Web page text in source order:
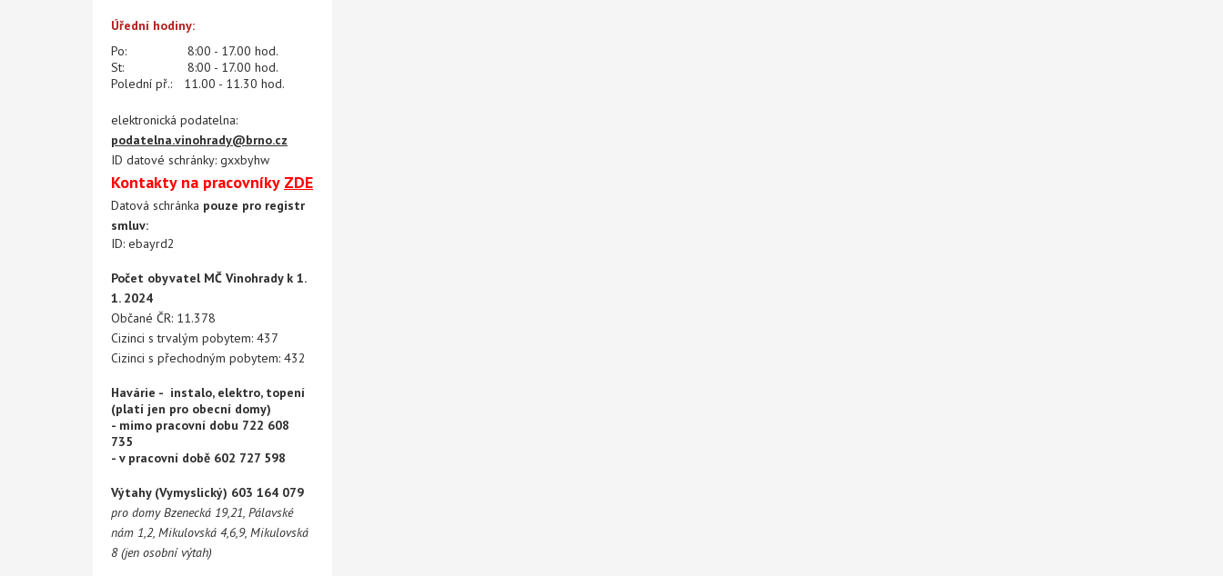
Úřední hodiny:
Po:
8:00 - 17.00 hod.
St:
8:00 - 17.00 hod.
Polední př.:
11.00 - 11.30 hod.
elektronická podatelna:
podatelna.vinohrady@brno.cz
ID datové schránky: gxxbyhw
Kontakty na pracovníky ZDE
Datová schránka pouze pro registr
smluv:
ID: ebayrd2
Počet obyvatel MČ Vinohrady k 1.
1. 2024
Občané ČR: 11.378
Cizinci s trvalým pobytem: 437
Cizinci s přechodným pobytem: 432
Havárie - instalo, elektro, topení
(platí jen pro obecní domy)
- mimo pracovní dobu 722 608
735
- v pracovní době 602 727 598
Výtahy (Vymyslický) 603 164 079
pro domy Bzenecká 19,21, Pálavské
nám 1,2, Mikulovská 4,6,9, Mikulovská
8 (jen osobní výtah)